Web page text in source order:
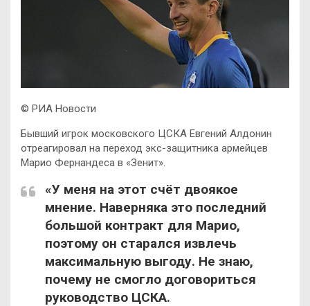
© РИА Новости
Бывший игрок московского ЦСКА Евгений Алдонин
отреагировал на переход экс-защитника армейцев
Марио Фернандеса в «Зенит».
«У меня на этот счёт двоякое
мнение. Наверняка это последний
большой контракт для Марио,
поэтому он старался извлечь
максимальную выгоду. Не знаю,
почему не смогло договориться
руководство ЦСКА.